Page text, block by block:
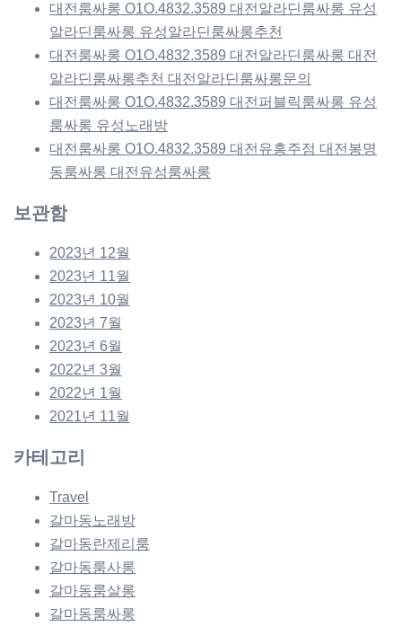
대전룸싸롱 O1O.4832.3589 대전알라딘룸싸롱 유성
알라딘룸싸롱 유성알라딘룸싸롱추천
대전룸싸롱 O1O.4832.3589 대전알라딘룸싸롱 대전
알라딘룸싸롱추천 대전알라딘룸싸롱문의
대전룸싸롱 O1O.4832.3589 대전퍼블릭룸싸롱 유성
룸싸롱 유성노래방
대전룸싸롱 O1O.4832.3589 대전유흥주점 대전봉명
동룸싸롱 대전유성룸싸롱
보관함
2023년 12월
2023년 11월
2023년 10월
2023년 7월
2023년 6월
2022년 3월
2022년 1월
2021년 11월
카테고리
Travel
갈마동노래방
갈마동란제리룸
갈마동룸사롱
갈마동룸살롱
갈마동룸싸롱